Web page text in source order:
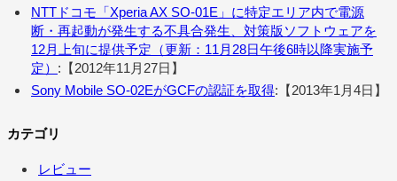
NTTドコモ「Xperia AX SO-01E」に特定エリア内で電源
断・再起動が発生する不具合発生、対策版ソフトウェアを
12月上旬に提供予定（更新：11月28日午後6時以降実施予
定） :【2012年11月27日】
Sony Mobile SO-02EがGCFの認証を取得:【2013年1月4日】
カテゴリ
レビュー